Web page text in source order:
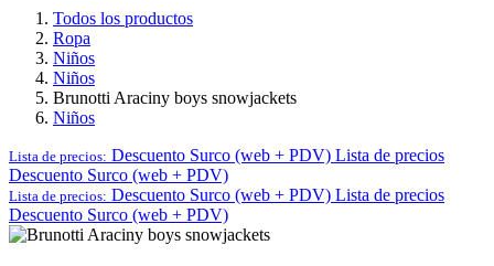
Todos los productos
Ropa
Niños
Niños
Brunotti Araciny boys snowjackets
Niños
Lista de precios: Descuento Surco (web + PDV) Lista de precios
Descuento Surco (web + PDV)
Lista de precios: Descuento Surco (web + PDV) Lista de precios
Descuento Surco (web + PDV)